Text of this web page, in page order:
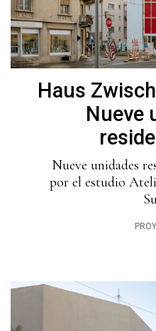
Haus
Nueve
Nueve unidades
por el estudio